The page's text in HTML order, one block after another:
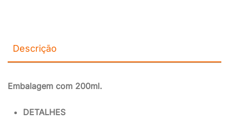
Descrição
Embalagem com 200ml.
DETALHES